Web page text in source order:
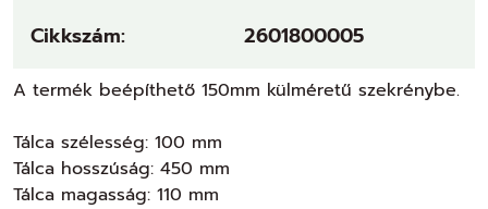
A termék beépíthető 150mm külméretű szekrénybe.
Tálca szélesség: 100 mm
Tálca hosszúság: 450 mm
Tálca magasság: 110 mm
Cikkszám: 2601800005